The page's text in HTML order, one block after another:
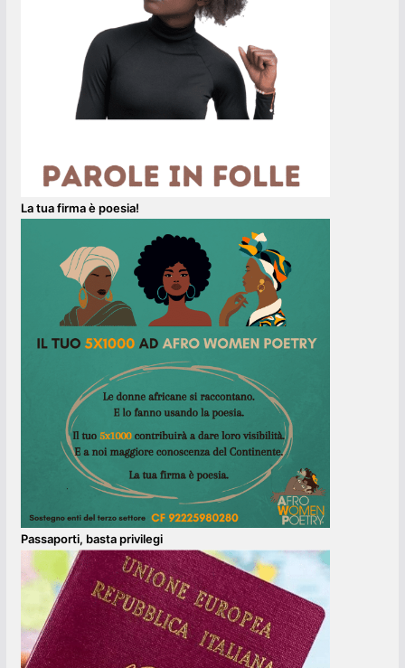
La tua firma è poesia!
Passaporti, basta privilegi